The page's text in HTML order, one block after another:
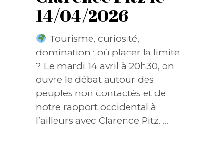
14/04/2026
Tourisme, curiosité,
domination : où placer la limite
? Le mardi 14 avril à 20h30, on
ouvre le débat autour des
peuples non contactés et de
notre rapport occidental à
l’ailleurs avec Clarence Pitz.